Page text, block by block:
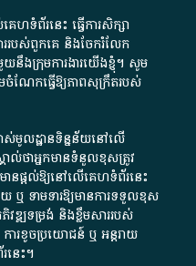
ហទំព័រនេះ ធ្វើការសិក្សា
ារ​របស់ពួកគេ និងចែករំលែក
យនឹងក្រុមការងារយើងខ្ញុំ។ សូម
ចំណែកធ្វើឱ្យភាពសុក្រឹតរបស់
ស់មូលដ្ឋានទិន្នន័យនៅលើ
ល់ថាអ្នកមានទំនួលខុសត្រូវ
នផ្តល់ឱ្យនៅលើគេហទំព័រនេះ
ឬ ទាមទារ​ឱ្យមានការទទួលខុស​
វឌ្ឍទម្រង់ និងខ្លឹមសាររបស់
ារខូចប្រយោជន៍ ឬ អន្តរាយ
នេះ។